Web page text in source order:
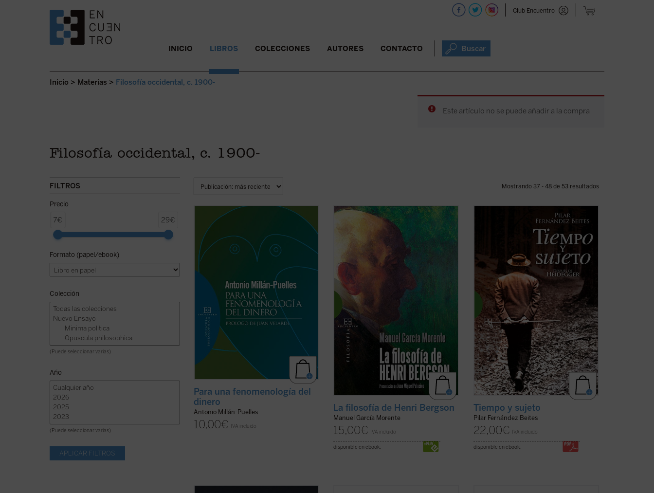
Club Encuentro
SALTAR AL CONTENIDO. INICIO LIBROS COLECCIONES AUTORES CONTACTO Buscar
Inicio > Materias > Filosofía occidental, c. 1900-
Este artículo no se puede añadir a la compra
Filosofía occidental, c. 1900-
FILTROS
Precio
7€ 29€
Formato (papel/ebook)
Colección
(Puede seleccionar varias)
Año
(Puede seleccionar varias)
Mostrando 37 - 48 de 53 resultados
Prólogo de Juan Velarde
«En tanto que, sin dejar de ser un hecho
material, es también el dinero una
creación del espíritu, no cabe
considerarlo a la manera de un excitante
o estímulo unívocamente determinativo
de la conducta humana. ...
(ver ficha)
Para una fenomenología del
dinero
Antonio Millán-Puelles
10,00€ IVA incluido
Este libro, nacido de las conferencias con
que García Morente preparó la venida de
Henri Bergson a Madrid en Mayo de 1916,
ofrece una exposición muy sugestiva y
diáfana del pensamiento del filósofo
francés. Tanto el objeto y el método que
La filosofía de Henri Bergson
Manuel García Morente
15,00€ IVA incluido
disponible en ebook:
«Uno de los orígenes de la crisis actual
del pensamiento reside en la eliminación
de la subjetividad ---y con ella del hombre
y de todo posible humanismo---. El siglo
que acaba de concluir ha sabido llevar
hasta sus últimas consecuencias la ...(ver
Tiempo y sujeto
Pilar Fernández Beites
22,00€ IVA incluido
disponible en ebook: